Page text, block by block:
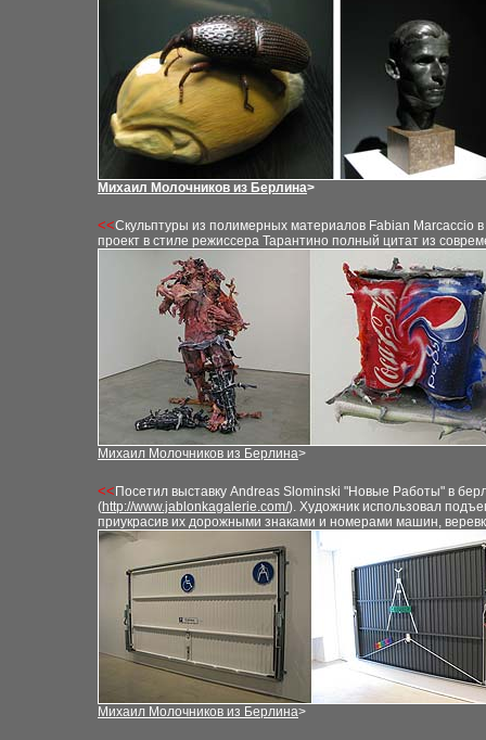
Михаил Молочников из Берлина>
<<Скульптуры из полимерных материалов Fabian Marcaccio
проект в стиле режиссера Тарантино полный цитат из
Михаил Молочников из Берлина>
<< Посетил выставку Andreas Slominski "Новые Работы" в
(http://www.jablonkagalerie.com/). Художник использовал
приукрасив их дорожными знаками и номерами машин,
Михаил Молочников из Берлина>